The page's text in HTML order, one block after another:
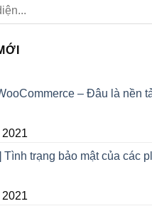
– Đâu là nền
2021
Tình trạng bảo mật của các
2021